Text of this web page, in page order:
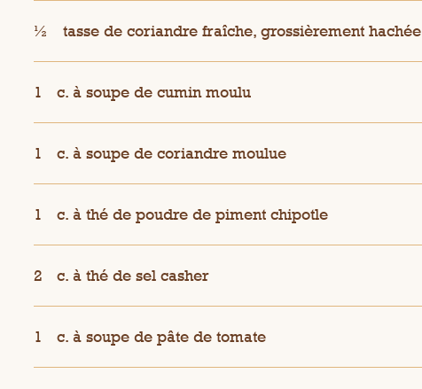
½ tasse de coriandre fraîche, grossièrement hachée
1 c. à soupe de cumin moulu
1 c. à soupe de coriandre moulue
1 c. à thé de poudre de piment chipotle
2 c. à thé de sel casher
1 c. à soupe de pâte de tomate